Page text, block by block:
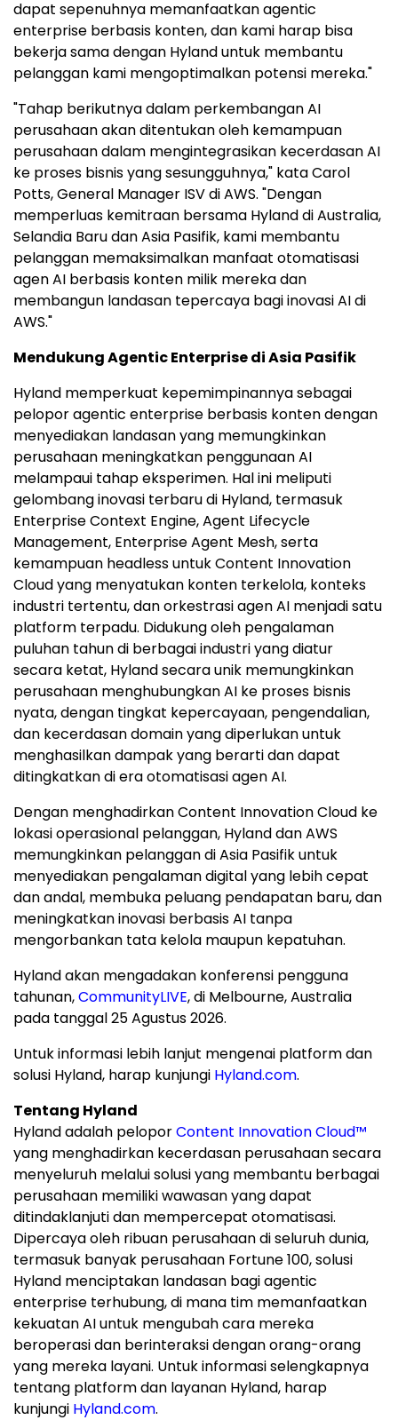
dapat sepenuhnya memanfaatkan agentic
enterprise berbasis konten, dan kami harap bisa
bekerja sama dengan Hyland untuk membantu
pelanggan kami mengoptimalkan potensi mereka."
"Tahap berikutnya dalam perkembangan AI
perusahaan akan ditentukan oleh kemampuan
perusahaan dalam mengintegrasikan kecerdasan AI
ke proses bisnis yang sesungguhnya," kata Carol
Potts, General Manager ISV di AWS. "Dengan
memperluas kemitraan bersama Hyland di Australia,
Selandia Baru dan Asia Pasifik, kami membantu
pelanggan memaksimalkan manfaat otomatisasi
agen AI berbasis konten milik mereka dan
membangun landasan tepercaya bagi inovasi AI di
AWS."
Mendukung Agentic Enterprise di Asia Pasifik
Hyland memperkuat kepemimpinannya sebagai
pelopor agentic enterprise berbasis konten dengan
menyediakan landasan yang memungkinkan
perusahaan meningkatkan penggunaan AI
melampaui tahap eksperimen. Hal ini meliputi
gelombang inovasi terbaru di Hyland, termasuk
Enterprise Context Engine, Agent Lifecycle
Management, Enterprise Agent Mesh, serta
kemampuan headless untuk Content Innovation
Cloud yang menyatukan konten terkelola, konteks
industri tertentu, dan orkestrasi agen AI menjadi satu
platform terpadu. Didukung oleh pengalaman
puluhan tahun di berbagai industri yang diatur
secara ketat, Hyland secara unik memungkinkan
perusahaan menghubungkan AI ke proses bisnis
nyata, dengan tingkat kepercayaan, pengendalian,
dan kecerdasan domain yang diperlukan untuk
menghasilkan dampak yang berarti dan dapat
ditingkatkan di era otomatisasi agen AI.
Dengan menghadirkan Content Innovation Cloud ke
lokasi operasional pelanggan, Hyland dan AWS
memungkinkan pelanggan di Asia Pasifik untuk
menyediakan pengalaman digital yang lebih cepat
dan andal, membuka peluang pendapatan baru, dan
meningkatkan inovasi berbasis AI tanpa
mengorbankan tata kelola maupun kepatuhan.
Hyland akan mengadakan konferensi pengguna
tahunan,CommunityLIVE, di Melbourne, Australia
pada tanggal 25 Agustus 2026.
Untuk informasi lebih lanjut mengenai platform dan
solusi Hyland, harap kunjungi Hyland.com.
Tentang Hyland
Hyland adalah peloporContent Innovation Cloud™
yang menghadirkan kecerdasan perusahaan secara
menyeluruh melalui solusi yang membantu berbagai
perusahaan memiliki wawasan yang dapat
ditindaklanjuti dan mempercepat otomatisasi.
Dipercaya oleh ribuan perusahaan di seluruh dunia,
termasuk banyak perusahaan Fortune 100, solusi
Hyland menciptakan landasan bagi agentic
enterprise terhubung, di mana tim memanfaatkan
kekuatan AI untuk mengubah cara mereka
beroperasi dan berinteraksi dengan orang-orang
yang mereka layani. Untuk informasi selengkapnya
tentang platform dan layanan Hyland, harap
kunjungi Hyland.com.